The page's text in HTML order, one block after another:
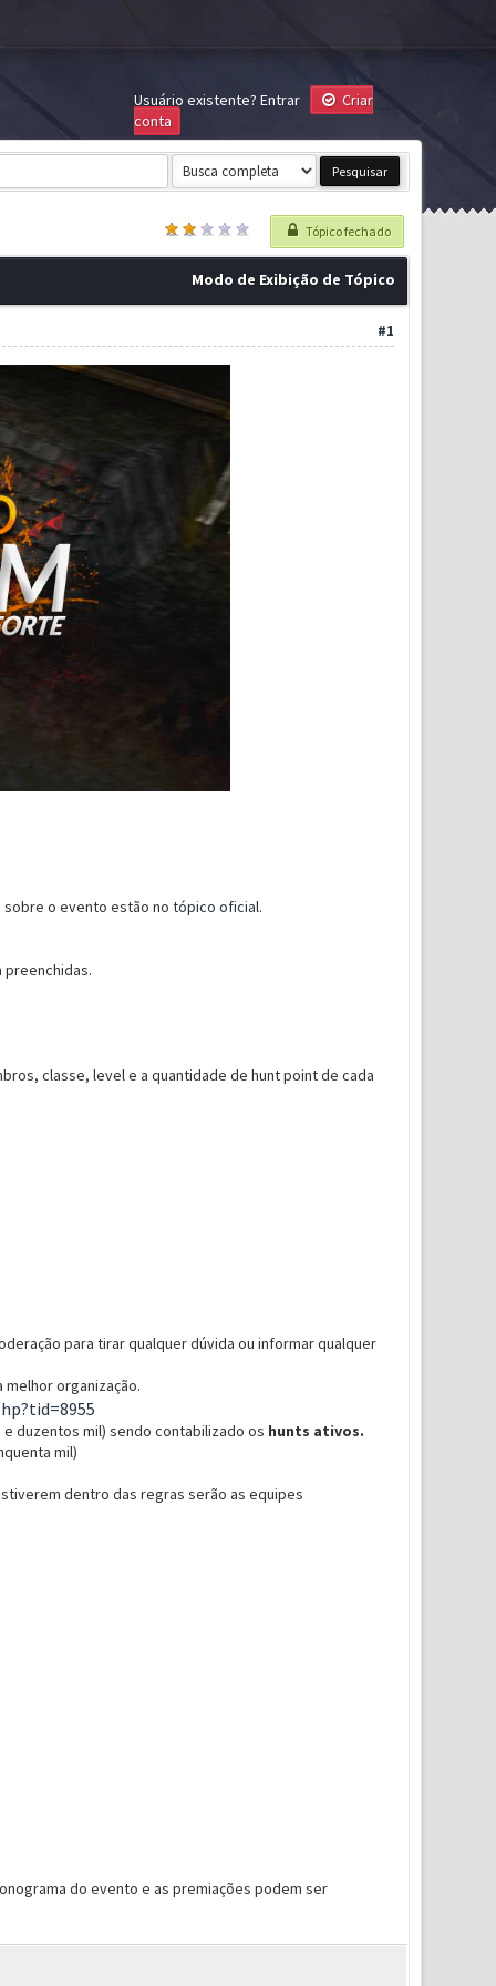
Usuário existente? Entrar
Criar
conta
Tópico fechado
Modo de Exibição de Tópico
#1
o evento estão no tópico oficial.
preenchidas.
classe, level e a quantidade de hunt point de cada
para tirar qualquer dúvida ou informar qualquer
organização.
duzentos mil) sendo contabilizado os hunts ativos.
mil)
dentro das regras serão as equipes
do evento e as premiações podem ser